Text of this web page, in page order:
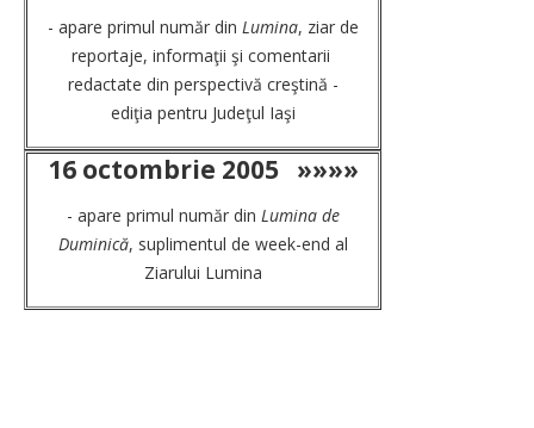
- apare primul număr din Lumina, ziar de
reportaje, informaţii şi comentarii
redactate din perspectivă creştină -
ediţia pentru Judeţul Iaşi
16 octombrie 2005 »»»»
- apare primul număr din Lumina de
Duminică, suplimentul de week-end al
Ziarului Lumina